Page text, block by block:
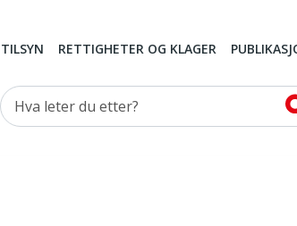
TILSYN RETTIGHETER OG KLAGER
Hva leter du etter?